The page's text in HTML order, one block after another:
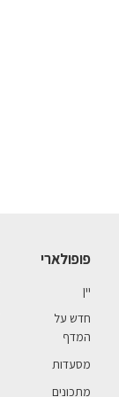
פופולארי
יין
חדש על
המדף
מסעדות
מתכונים